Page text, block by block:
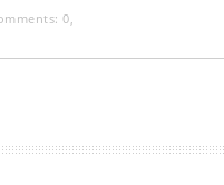
0,